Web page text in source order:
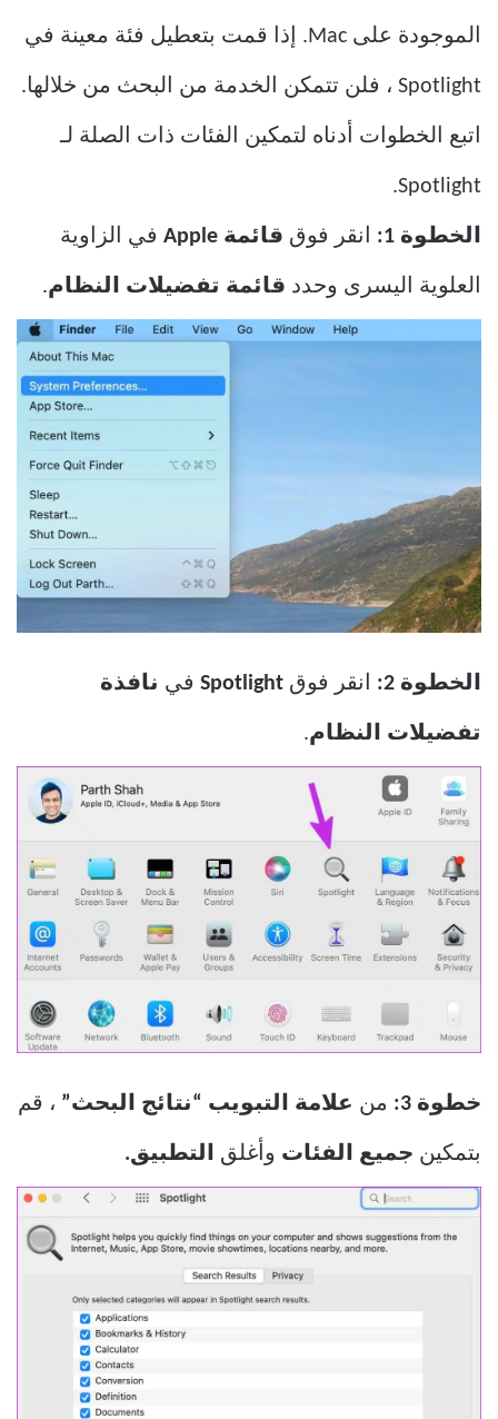
الموجودة على Mac. إذا قمت بتعطيل فئة معينة في
Spotlight ، فلن تتمكن الخدمة من البحث من خلالها.
اتبع الخطوات أدناه لتمكين الفئات ذات الصلة لـ
Spotlight.
الخطوة 1: انقر فوق قائمة Apple في الزاوية
العلوية اليسرى وحدد قائمة تفضيلات النظام.
الخطوة 2: انقر فوق Spotlight في نافذة
تفضيلات النظام.
خطوة 3: من علامة التبويب “نتائج البحث” ، قم
بتمكين جميع الفئات وأغلق التطبيق.